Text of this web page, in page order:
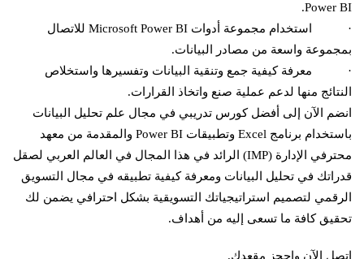
Power BI.
· استخدام مجموعة أدوات Microsoft Power BI للاتصال
بمجموعة واسعة من مصادر البيانات.
· معرفة كيفية جمع وتنقية البيانات وتفسيرها واستخلاص
النتائج منها لدعم عملية صنع واتخاذ القرارات.
انضم الآن إلى أفضل كورس تدريبي في مجال علم تحليل البيانات
باستخدام برنامج Excel وتطبيقات Power BI والمقدمة من معهد
محترفي الإدارة (IMP) الرائد في هذا المجال في العالم العربي لصقل
قدراتك في تحليل البيانات ومعرفة كيفية تطبيقه في مجال التسويق
الرقمي لتصميم استراتيجياتك التسويقية بشكل احترافي يضمن لك
تحقيق كافة ما تسعى إليه من أهداف.
اتصل الآن واحجز مقعدك.